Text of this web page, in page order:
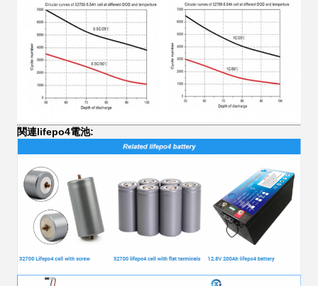
関連lifepo4電池: